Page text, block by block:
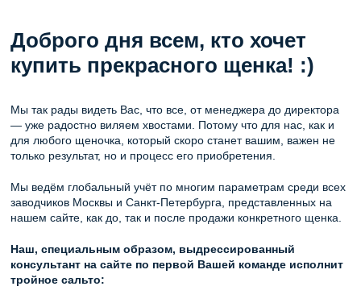
Доброго дня всем, кто хочет
купить прекрасного щенка! :)
Мы так рады видеть Вас, что все, от менеджера до директора
— уже радостно виляем хвостами. Потому что для нас, как и
для любого щеночка, который скоро станет вашим, важен не
только результат, но и процесс его приобретения.
Мы ведём глобальный учёт по многим параметрам среди всех
заводчиков Москвы и Санкт-Петербурга, представленных на
нашем сайте, как до, так и после продажи конкретного щенка.
Наш, специальным образом, выдрессированный
консультант на сайте по первой Вашей команде исполнит
тройное сальто: